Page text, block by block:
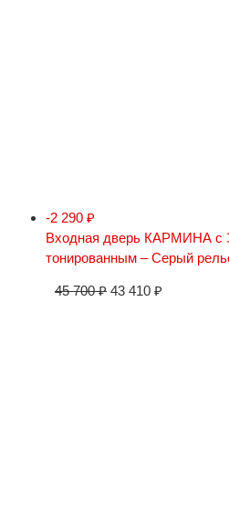
-2 290 ₽
Входная дверь КАРМИНА с
тонированным – Серый
45 700₽ 43 410 ₽